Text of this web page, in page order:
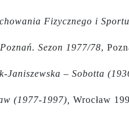
Fizycznego i
Sezon 1977/78,
Janiszewska – Sobotta
(1977-1997), Wrocław